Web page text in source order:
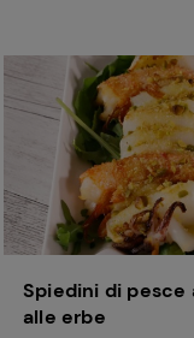
Spiedini di pesce
alle erbe